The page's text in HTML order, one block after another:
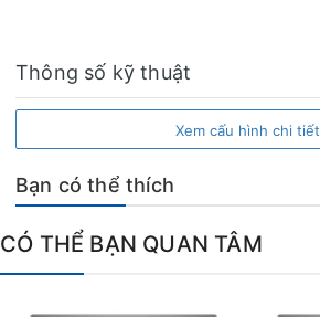
Thông số kỹ thuật
Xem cấu hình chi tiết
Bạn có thể thích
CÓ THỂ BẠN QUAN TÂM